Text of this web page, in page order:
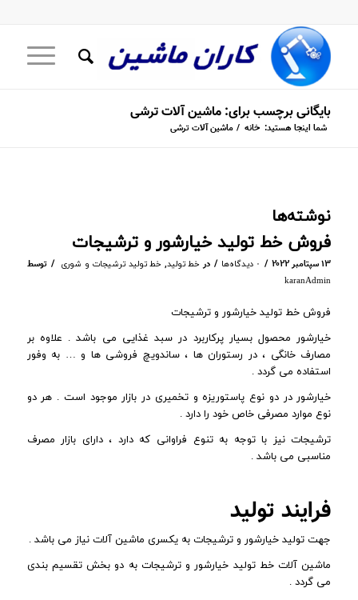
بایگانی برچسب برای: ماشین آلات ترشی
شما اینجا هستید: خانه / ماشین آلات ترشی
نوشته‌ها
فروش خط تولید خیارشور و ترشیجات
۱۳ سپتامبر ۲۰۲۲ / ۰ دیدگاه‌ها / در خط تولید, خط تولید ترشیجات و شوری / توسط
karanAdmin
فروش خط تولید خیارشور و ترشیجات
خیارشور محصول بسیار پرکاربرد در سبد غذایی می باشد . علاوه بر
مصارف خانگی ، در رستوران ها ، ساندویچ فروشی ها و … به وفور
استفاده می گردد .
خیارشور در دو نوع پاستوریزه و تخمیری در بازار موجود است . هر دو
نوع موارد مصرفی خاص خود را دارد .
ترشیجات نیز با توجه به تنوع فراوانی که دارد ، دارای بازار مصرف
مناسبی می باشد .
فرایند تولید
جهت تولید خیارشور و ترشیجات به یکسری ماشین آلات نیاز می باشد .
ماشین آلات خط تولید خیارشور و ترشیجات به دو بخش تقسیم بندی
می گردد .